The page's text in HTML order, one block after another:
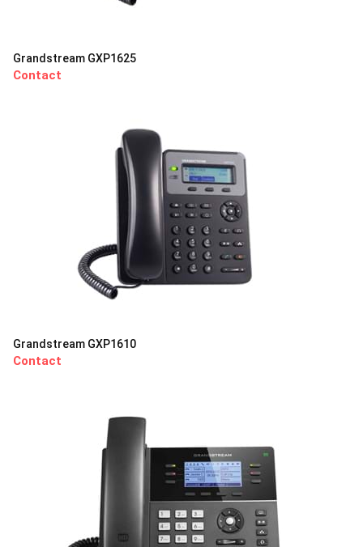
Grandstream GXP1625
Contact
Grandstream GXP1610
Contact